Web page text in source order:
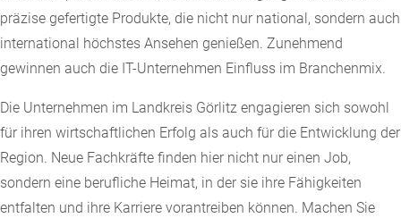
präzise gefertigte Produkte, die nicht nur national, sondern auch
international höchstes Ansehen genießen. Zunehmend
gewinnen auch die IT-Unternehmen Einfluss im Branchenmix.
Die Unternehmen im Landkreis Görlitz engagieren sich sowohl
für ihren wirtschaftlichen Erfolg als auch für die Entwicklung der
Region. Neue Fachkräfte finden hier nicht nur einen Job,
sondern eine berufliche Heimat, in der sie ihre Fähigkeiten
entfalten und ihre Karriere vorantreiben können. Machen Sie